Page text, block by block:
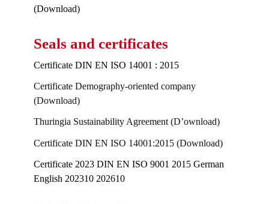
(Download)
Seals and certificates
Certificate DIN EN ISO 14001 : 2015
Certificate Demography-oriented company
(Download)
Thuringia Sustainability Agreement (D’ownload)
Certificate DIN EN ISO 14001:2015 (Download)
Certificate 2023 DIN EN ISO 9001 2015 German
English 202310 202610